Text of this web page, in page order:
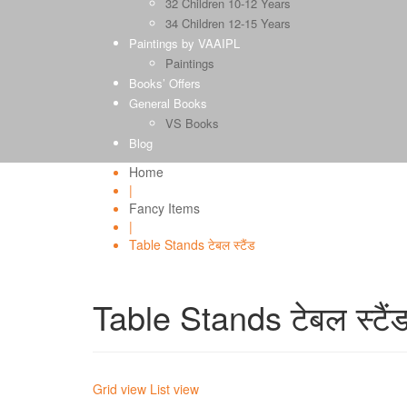
34 Children 12-15 Years
Paintings by VAAIPL
Paintings
Books’ Offers
General Books
VS Books
Blog
Home
|
Fancy Items
|
Table Stands टेबल स्टैंड
Table Stands टेबल
Grid view List view